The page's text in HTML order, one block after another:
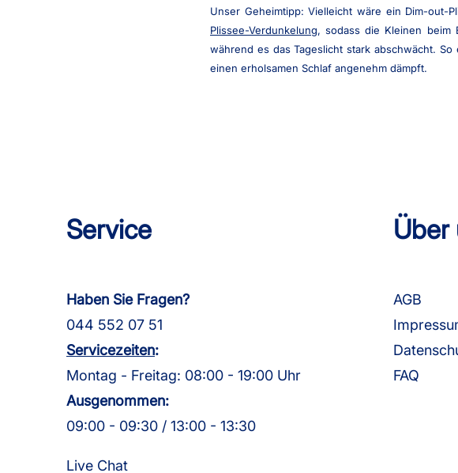
Unser Geheimtipp: Vielleicht wäre ein Dim-out-
Plissee-Verdunkelung, sodass die Kleinen beim
während es das Tageslicht stark abschwächt.
einen erholsamen Schlaf angenehm dämpft.
Service
Haben Sie Fragen?
044 552 07 51
Servicezeiten:
Montag - Freitag: 08:00 - 19:00 Uhr
Ausgenommen:
09:00 - 09:30 / 13:00 - 13:30
Live Chat
Über
AGB
FAQ